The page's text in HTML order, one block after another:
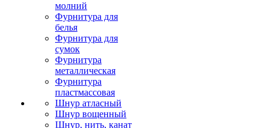
молний
Фурнитура для
белья
Фурнитура для
сумок
Фурнитура
металлическая
Фурнитура
пластмассовая
Шнур атласный
Шнур вощенный
Шнур, нить, канат